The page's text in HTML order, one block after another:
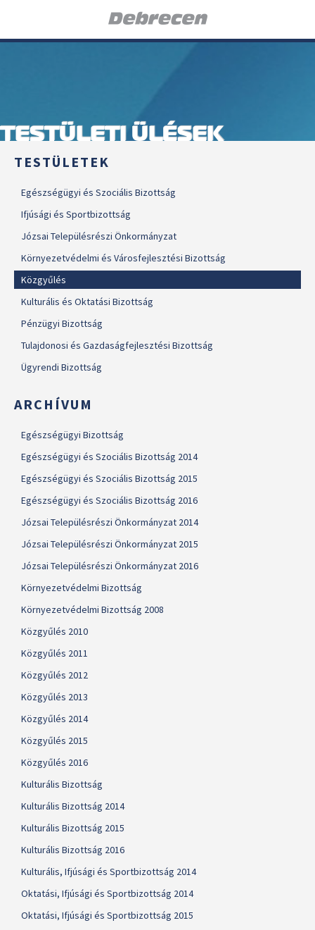
TESTÜLETI ÜLÉSEK
TESTÜLETEK
Egészségügyi és Szociális Bizottság
Ifjúsági és Sportbizottság
Józsai Településrészi Önkormányzat
Környezetvédelmi és Városfejlesztési Bizottság
Közgyűlés
Kulturális és Oktatási Bizottság
Pénzügyi Bizottság
Tulajdonosi és Gazdaságfejlesztési Bizottság
Ügyrendi Bizottság
ARCHÍVUM
Egészségügyi Bizottság
Egészségügyi és Szociális Bizottság 2014
Egészségügyi és Szociális Bizottság 2015
Egészségügyi és Szociális Bizottság 2016
Józsai Településrészi Önkormányzat 2014
Józsai Településrészi Önkormányzat 2015
Józsai Településrészi Önkormányzat 2016
Környezetvédelmi Bizottság
Környezetvédelmi Bizottság 2008
Közgyűlés 2010
Közgyűlés 2011
Közgyűlés 2012
Közgyűlés 2013
Közgyűlés 2014
Közgyűlés 2015
Közgyűlés 2016
Kulturális Bizottság
Kulturális Bizottság 2014
Kulturális Bizottság 2015
Kulturális Bizottság 2016
Kulturális, Ifjúsági és Sportbizottság 2014
Oktatási, Ifjúsági és Sportbizottság 2014
Oktatási, Ifjúsági és Sportbizottság 2015